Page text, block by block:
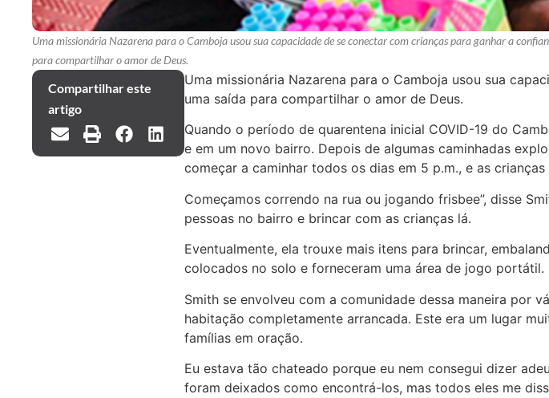
Uma missionária Nazarena para o Camboja usou sua capacidade de se conectar com crianças para ganhar a
para compartilhar o amor de Deus.
Compartilhar este
artigo
Uma missionária Nazarena para o Camboja usou sua
uma saída para compartilhar o amor de Deus.
Quando o período de quarentena inicial COVID-19 do
e em um novo bairro. Depois de algumas caminhadas
começar a caminhar todos os dias em 5 p.m., e as
Começamos correndo na rua ou jogando frisbee”, disse
pessoas no bairro e brincar com as crianças lá.
Eventualmente, ela trouxe mais itens para brincar,
colocados no solo e forneceram uma área de jogo portátil.
Smith se envolveu com a comunidade dessa maneira por
habitação completamente arrancada. Este era um lugar
famílias em oração.
Eu estava tão chateado porque eu nem consegui dizer
foram deixados como encontrá-los, mas todos eles me